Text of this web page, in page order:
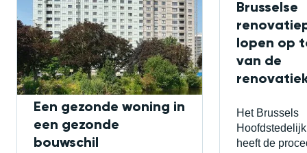
Een gezonde woning in
een gezonde
bouwschil
Brusselse
lopen op
van de
Het Brussels
heeft de